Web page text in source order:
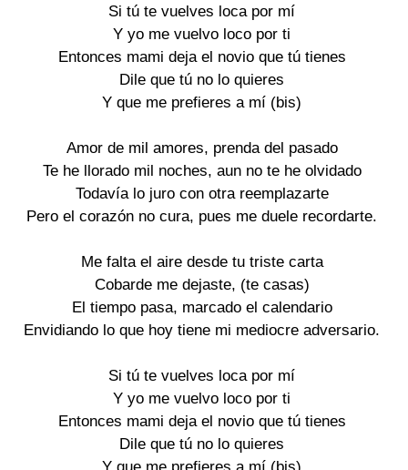
Si tú te vuelves loca por mí
Y yo me vuelvo loco por ti
Entonces mami deja el novio que tú tienes
Dile que tú no lo quieres
Y que me prefieres a mí (bis)
Amor de mil amores, prenda del pasado
Te he llorado mil noches, aun no te he olvidado
Todavía lo juro con otra reemplazarte
Pero el corazón no cura, pues me duele recordarte.
Me falta el aire desde tu triste carta
Cobarde me dejaste, (te casas)
El tiempo pasa, marcado el calendario
Envidiando lo que hoy tiene mi mediocre adversario.
Si tú te vuelves loca por mí
Y yo me vuelvo loco por ti
Entonces mami deja el novio que tú tienes
Dile que tú no lo quieres